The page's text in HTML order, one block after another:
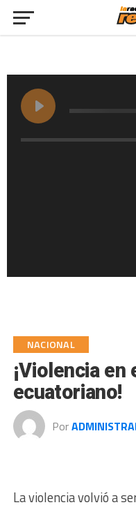
NACIONAL
¡Violencia en
ecuatoriano!
Por
La violencia volvió a